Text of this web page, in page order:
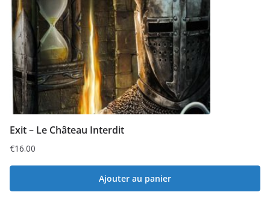
Exit – Le Château Interdit
€16.00
Ajouter au panier